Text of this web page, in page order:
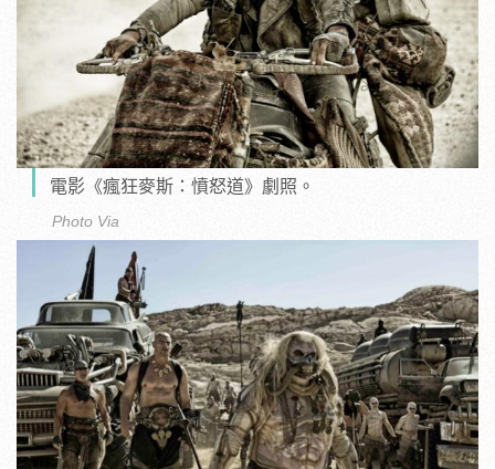
電影《瘋狂麥斯：憤怒道》劇照。
Photo Via